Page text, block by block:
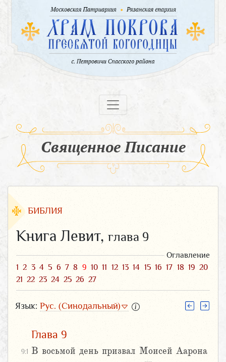
Священное Писание
БИБЛИЯ
Книга Левит, глава 9
Оглавление
1 2 3 4 5 6 7 8 9 10 11 12 13 14 15 16 17 18 19 20
21 22 23 24 25 26 27
Язык: Рус. (Синодальный)
Глава 9
9:1 В восьмой день призвал Моисей Аарона